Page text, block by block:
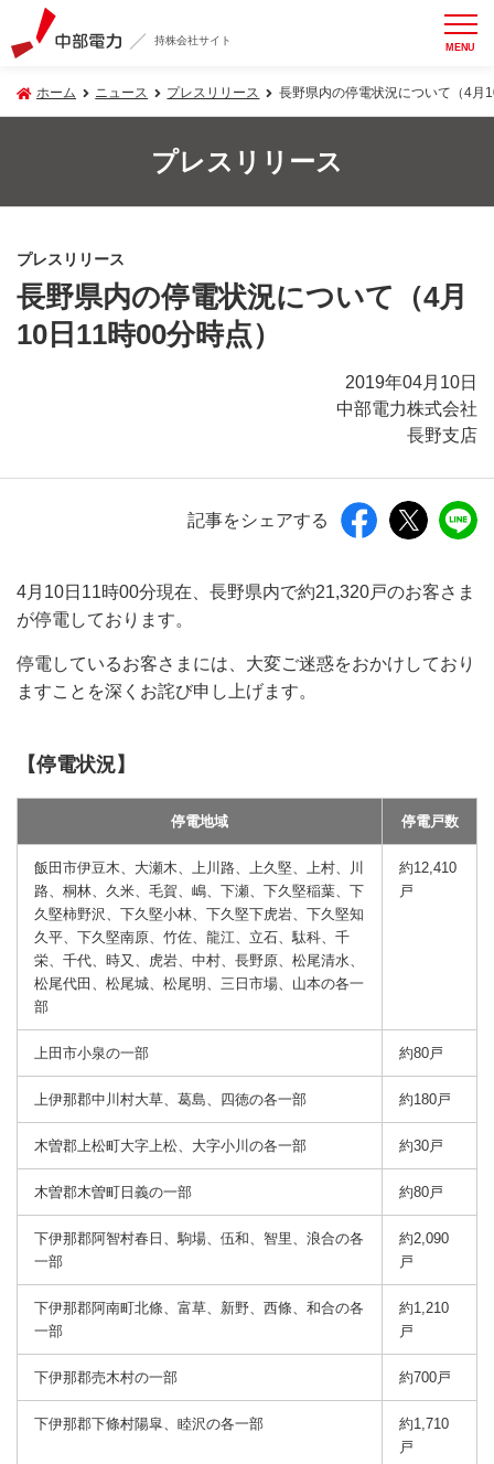
持株会社サイト MENU
ホーム ニュース プレスリリース 長野県内の停電状況について（4月
プレスリリース
プレスリリース
長野県内の停電状況について（4月
10日11時00分時点）
2019年04月10日
中部電力株式会社
長野支店
記事をシェアする
4月10日11時00分現在、長野県内で約21,320戸のお客さま
が停電しております。
停電しているお客さまには、大変ご迷惑をおかけしており
ますことを深くお詫び申し上げます。
【停電状況】
停電地域 停電戸数
飯田市伊豆木、大瀬木、上川路、上久堅、上村、川
路、桐林、久米、毛賀、嶋、下瀬、下久堅稲葉、下
久堅柿野沢、下久堅小林、下久堅下虎岩、下久堅知
久平、下久堅南原、竹佐、龍江、立石、駄科、千
栄、千代、時又、虎岩、中村、長野原、松尾清水、
松尾代田、松尾城、松尾明、三日市場、山本の各一
部
約12,410
戸
上田市小泉の一部 約80戸
上伊那郡中川村大草、葛島、四徳の各一部 約180戸
木曽郡上松町大字上松、大字小川の各一部 約30戸
木曽郡木曽町日義の一部 約80戸
下伊那郡阿智村春日、駒場、伍和、智里、浪合の各
一部
約2,090
戸
下伊那郡阿南町北條、富草、新野、西條、和合の各
一部
約1,210
戸
下伊那郡売木村の一部 約700戸
下伊那郡下條村陽皐、睦沢の各一部
約1,710
戸